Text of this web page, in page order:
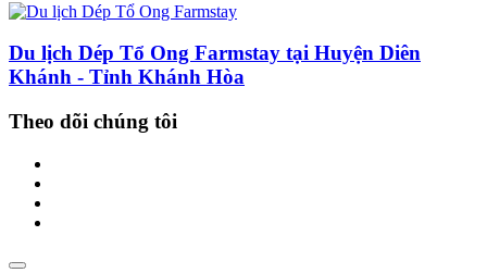
Du lịch Dép Tổ Ong Farmstay tại Huyện Diên
Khánh - Tỉnh Khánh Hòa
Theo dõi chúng tôi